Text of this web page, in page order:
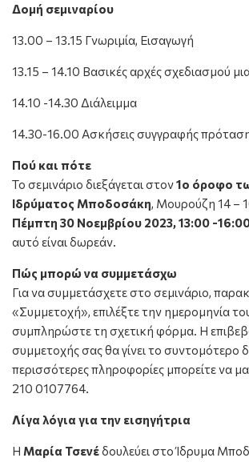
Δομή σεμιναρίου
13.00 – 13.15 Γνωριμία, Εισαγωγή
13.15 – 14.10 Βασικές αρχές σχεδιασμού
14.10 -14.30 Διάλειμμα
14.30-16.00 Ασκήσεις συγγραφής
Πού και πότε
Το σεμινάριο διεξάγεται στον1ο όροφο
Ιδρύματος Μποδοσάκη, Μουρούζη 14 –
Πέμπτη 30 Νοεμβρίου 2023, 13:00 -
αυτό είναι δωρεάν.
Πώς μπορώ να συμμετάσχω
Για να συμμετάσχετε στο σεμινάριο,
«Συμμετοχή», επιλέξτε την ημερομηνία
συμπληρώστε τη σχετική φόρμα. Η
συμμετοχής σας θα γίνει το συντομότερο
περισσότερες πληροφορίες μπορείτε να
210 0107764.
Λίγα λόγια για την εισηγήτρια
Η Μαρία Τσενέδουλεύει στο Ίδρυμα